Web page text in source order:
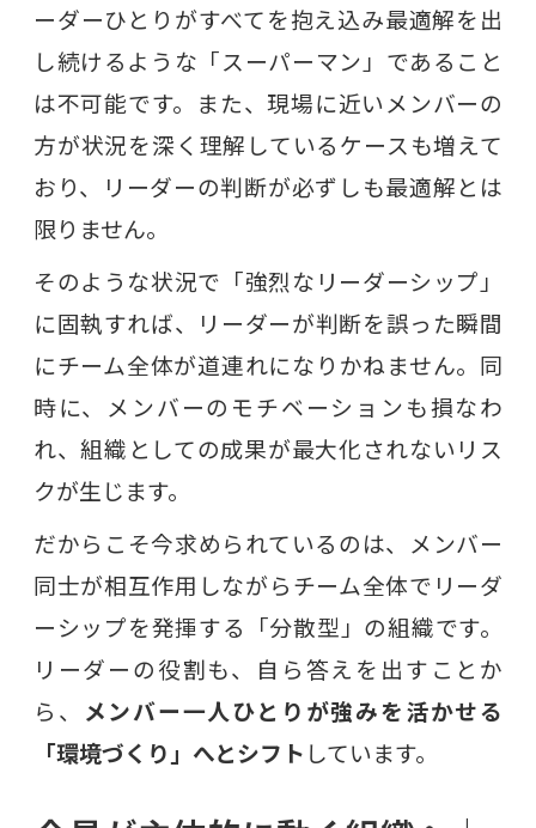
ーダーひとりがすべてを抱え込み最適解を出
し続けるような「スーパーマン」であること
は不可能です。また、現場に近いメンバーの
方が状況を深く理解しているケースも増えて
おり、リーダーの判断が必ずしも最適解とは
限りません。
そのような状況で「強烈なリーダーシップ」
に固執すれば、リーダーが判断を誤った瞬間
にチーム全体が道連れになりかねません。同
時に、メンバーのモチベーションも損なわ
れ、組織としての成果が最大化されないリス
クが生じます。
だからこそ今求められているのは、メンバー
同士が相互作用しながらチーム全体でリーダ
ーシップを発揮する「分散型」の組織です。
リーダーの役割も、自ら答えを出すことか
ら、 メンバー一人ひとりが強みを活かせる
「環境づくり」へとシフト しています。